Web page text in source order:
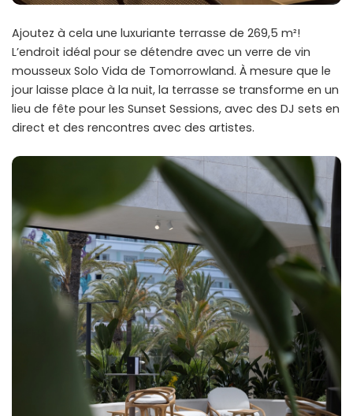
Ajoutez à cela une luxuriante terrasse de 269,5 m²!
L’endroit idéal pour se détendre avec un verre de vin
mousseux Solo Vida de Tomorrowland. À mesure que le
jour laisse place à la nuit, la terrasse se transforme en un
lieu de fête pour les Sunset Sessions, avec des DJ sets en
direct et des rencontres avec des artistes.